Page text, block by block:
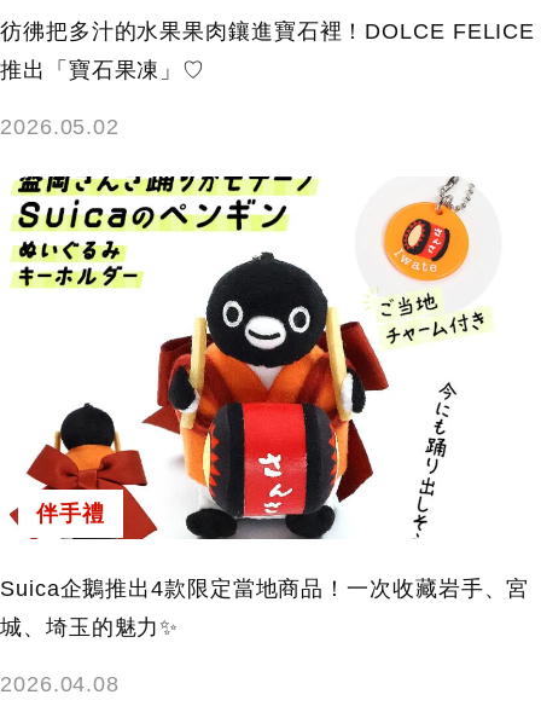
彷彿把多汁的水果果肉鑲進寶石裡！DOLCE FELICE
推出「寶石果凍」♡
2026.05.02
伴手禮
Suica企鵝推出4款限定當地商品！一次收藏岩手、宮
城、埼玉的魅力✨
2026.04.08